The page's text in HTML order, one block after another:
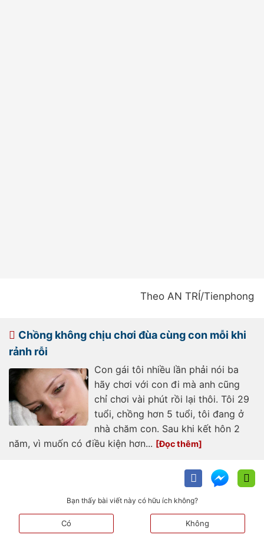
Theo AN TRÍ/Tienphong
Chồng không chịu chơi đùa cùng con mỗi khi
rảnh rỗi
Con gái tôi nhiều lần phải nói ba
hãy chơi với con đi mà anh cũng
chỉ chơi vài phút rồi lại thôi. Tôi 29
tuổi, chồng hơn 5 tuổi, tôi đang ở
nhà chăm con. Sau khi kết hôn 2
năm, vì muốn có điều kiện hơn...
Bạn thấy bài viết này có hữu ích không?
Có Không